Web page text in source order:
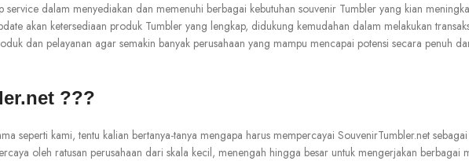
dalam menyediakan dan memenuhi berbagai kebutuhan souvenir Tumbler yang kian
akan ketersediaan produk Tumbler yang lengkap, didukung kemudahan dalam melakukan
dan pelayanan agar semakin banyak perusahaan yang mampu mencapai potensi secara penuh
???
seperti kami, tentu kalian bertanya-tanya mengapa harus mempercayai SouvenirTumbler.net
oleh ratusan perusahaan dari skala kecil, menengah hingga besar untuk mengerjakan berbagai